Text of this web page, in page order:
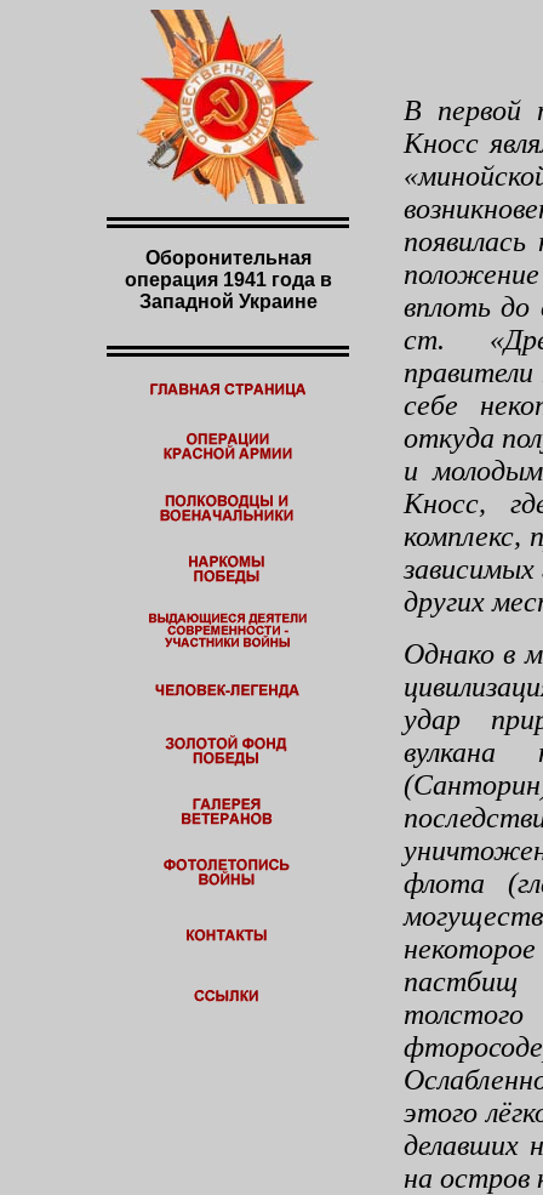
Оборонительная
операция 1941 года в
Западной Украине
В первой
Кносс
вплоть до
ст.
себе
откуда
и
Кносс,
комплекс,
других
Однако в
удар
флота
этого
делавших
на остров